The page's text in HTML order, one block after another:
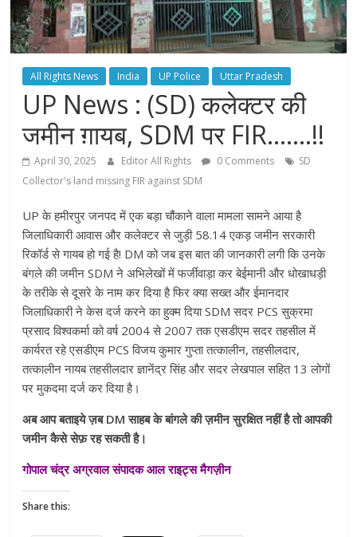
All Rights News India UP Police Uttar Pradesh
UP News : (SD) कलेक्टर की
जमीन ग़ायब, SDM पर FIR…….!!
April 30, 2025 Editor All Rights 0 Comments
SD
Collector's land missing FIR against SDM
UP के हमीरपुर जनपद में एक बड़ा चौंकाने वाला मामला सामने आया है
जिलाधिकारी आवास और कलेक्टर से जुड़ी 58.14 एकड़ जमीन सरकारी
रिकॉर्ड से गायब हो गई है! DM को जब इस बात की जानकारी लगी कि उनके
बंगले की जमीन SDM ने अभिलेखों में फर्जीवाड़ा कर बेईमानी और धोखाधड़ी
के तरीके से दूसरे के नाम कर दिया है फिर क्या सख्त और ईमानदार
जिलाधिकारी ने केस दर्ज करने का हुक्म दिया SDM सदर PCS सुक्रमा
प्रसाद विश्वकर्मा को वर्ष 2004 से 2007 तक एसडीएम सदर तहसील में
कार्यरत रहे एसडीएम PCS विजय कुमार गुप्ता तत्कालीन, तहसीलदार,
तत्कालीन नायब तहसीलदार ज्ञानेंद्र सिंह और सदर लेखपाल सहित 13 लोगों
पर मुकदमा दर्ज कर दिया है।
अब आप बताइये ज़ब DM साहब के बांगले की ज़मीन सुरक्षित नहीं है तो आपकी
जमीन कैसे सेफ़ रह सकती है।
गोपाल चंद्र अग्रवाल संपादक आल राइट्स मैगज़ीन
Share this: